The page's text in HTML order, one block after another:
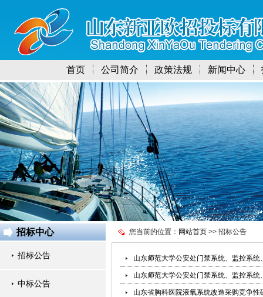
首页 公司简介 政策法规 新闻中心
招标中心
招标公告
中标公告
您当前的位置： 网站首页 >> 招标公告
山东师范大学公安处门禁系统、监控系
山东师范大学公安处门禁系统、监控系
山东省胸科医院液氧系统改造采购竞争性